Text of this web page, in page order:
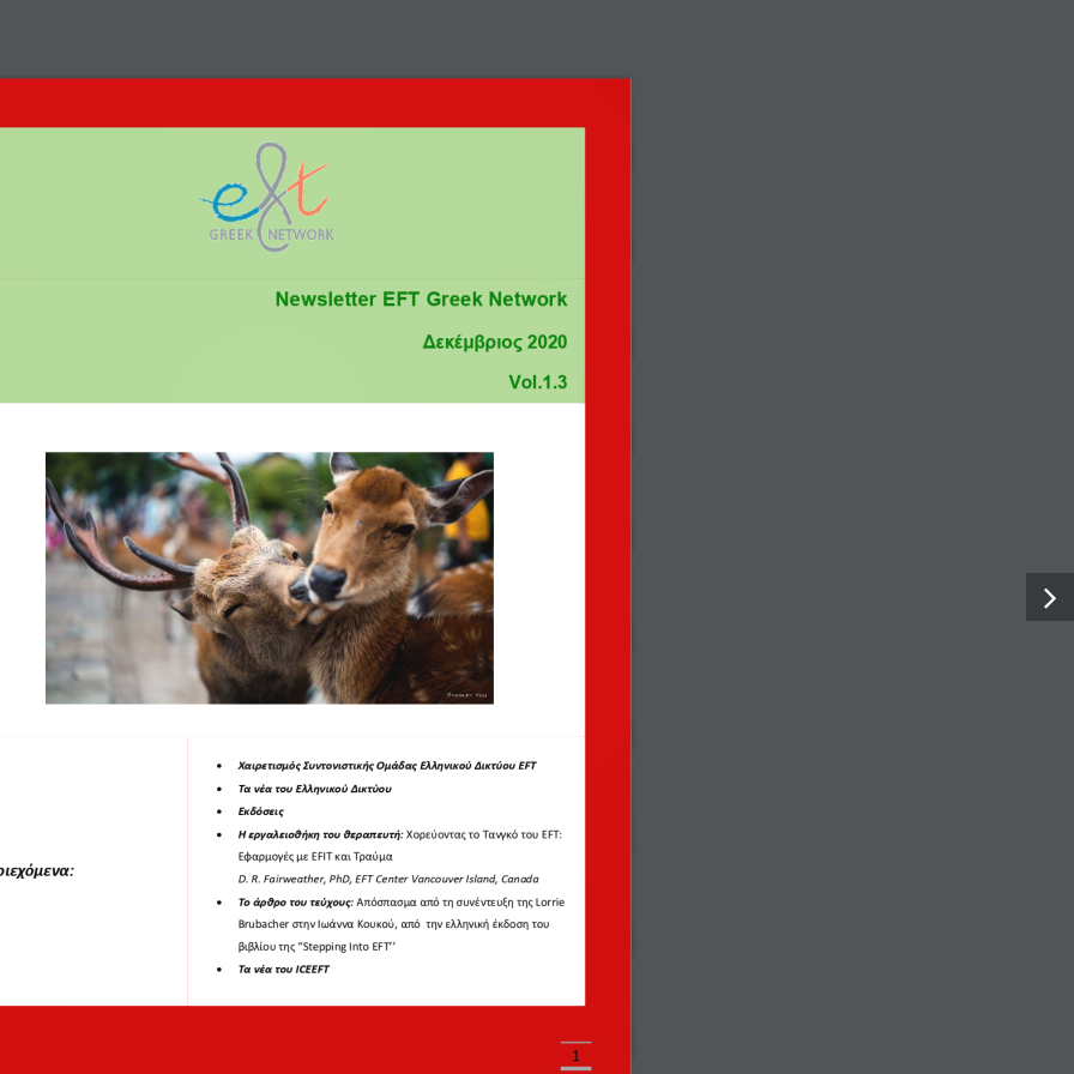
1
Newsletter EFT Greek Network
Δεκέμβριος 2020
Vol.1.3
• Χαιρετισμός Συντονιστικής Ομάδας Ελληνικού Δικτύου EFT
•
Τα νέα του Ελληνικού Δικτύου
•
Εκδόσεις
• Η εργαλειοθήκη του θεραπευτή: Χορεύοντας το Τανγκό του EFT:
Εφαρμογές με EFIT και Τραύμα
D. R. Fairweather, PhD, EFTCenter Vancouver Island, Canada
•
Το άρθρο του τεύχους: Απόσπασμα από τη συνέντευξη της Lorrie
Brubacher στην Ιωάννα Κουκού, από  την ελληνική έκδοση του
βιβλίου της “Stepping Into EFT’’
•
Τα νέα του ICEEFT